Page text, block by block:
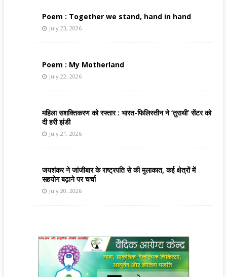
Poem : Together we stand, hand in hand
July 23, 2026
Poem : My Motherland
July 22, 2026
महिला सशक्तिकरण को रफ्तार : भारत-फिलिस्तीन ने ‘तुराथी’ सेंटर को
दी हरी झंडी
July 21, 2026
जयशंकर ने जांजीबार के राष्ट्रपति से की मुलाकात, कई क्षेत्रों में
सहयोग बढ़ाने पर चर्चा
July 20, 2026